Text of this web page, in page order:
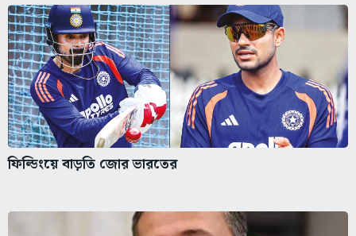
ফিল্ডিংয়ে বাড়তি জোর ভারতের